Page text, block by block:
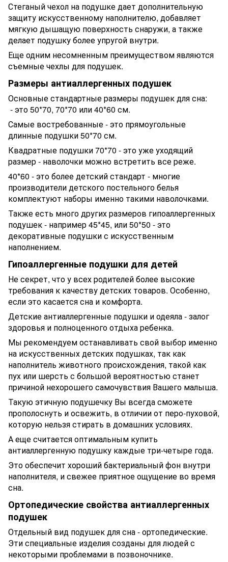
Стеганый чехол на подушке дает дополнительную
защиту искусственному наполнителю, добавляет
мягкую дышащую поверхность снаружи, а также
делает подушку более упругой внутри.
Еще одним несомненным преимуществом являются
съемные чехлы для подушек.
Размеры антиаллергенных подушек
Основные стандартные размеры подушек для сна:
- это 50*70, 70*70 или 40*60 см.
Самые востребованные - это прямоугольные
длинные подушки 50*70 см.
Квадратные подушки 70*70 - это уже уходящий
размер - наволочки можно встретить все реже.
40*60 - это более детский стандарт - многие
производители детского постельного белья
комплектуют наборы именно такими наволочками.
Также есть много других размеров гипоаллергенных
подушек - например 45*45, или 50*50 - это
декоративные подушки с искусственным
наполнением.
Гипоаллергенные подушки для детей
Не секрет, что у всех родителей более высокие
требования к качеству детских товаров. Особенно,
если это касается сна и комфорта.
Детские антиаллергенные подушки и одеяла - залог
здоровья и полноценного отдыха ребенка.
Мы рекомендуем останавливать свой выбор именно
на искусственных детских подушках, так как
наполнитель животного происхождения, такой как
пух или шерсть с большой вероятностью станет
причиной нехорошего самочувствия Вашего малыша.
Такую этичную подушечку Вы всегда сможете
прополоснуть и освежить, в отличии от перо-пуховой,
которую нельзя стирать в домашних условиях.
А еще считается оптимальным купить
антиаллергенную подушку каждые три-четыре года.
Это обеспечит хороший бактериальный фон внутри
наполнителя, и свежее приятное ощущение во время
сна.
Ортопедические свойства антиаллергенных
подушек
Отдельный вид подушек для сна - ортопедические.
Эти специальные изделия созданы для людей с
некоторыми проблемами в позвоночнике.